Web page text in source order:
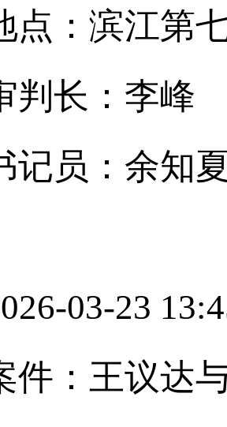
点：滨江第
判长：李峰
记员：余知
03-23
件：王议达